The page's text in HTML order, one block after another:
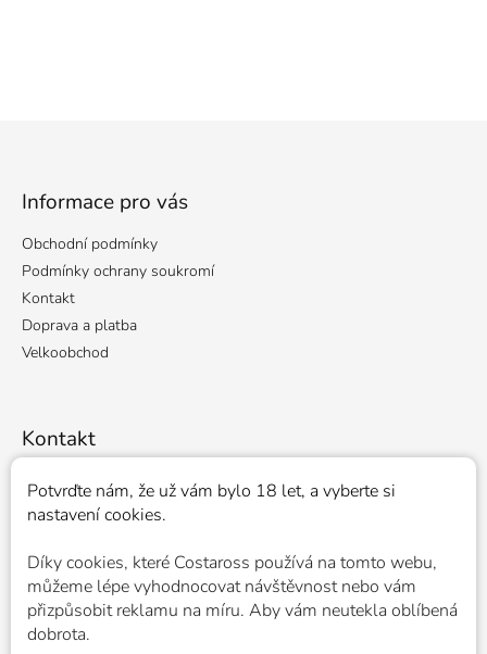
Potvrďte nám​​, že už vám bylo 18 let, a vyberte si
nastavení cookies.
Díky cookies, které Costaross používá na tomto webu,
můžeme lépe vyhodnocovat návštěvnost nebo vám
přizpůsobit reklamu na míru. Aby vám neutekla oblíbená
dobrota.
Informace pro vás
Obchodní podmínky
Podmínky ochrany soukromí
Kontakt
Doprava a platba
Velkoobchod
Kontakt
veronika@costaross.cz
+420 776 051 031
costarosscz